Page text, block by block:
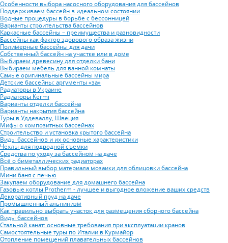
Особенности выбора насосного оборудования для бассейнов
Поддерживаем бассейн в идеальном состоянии
Водные процедуры в борьбе с бессонницей
Варианты строительства бассейнов
Каркасные бассейны – преимущества и разновидности
Бассейны как фактор здорового образа жизни
Полимерные бассейны для дачи
Собственный бассейн на участке или в доме
Выбираем древесину для отделки бани
Выбираем мебель для ванной комнаты
Самые оригинальные бассейны мира
Детские бассейны: аргументы «за»
Радиаторы в Украине
Радиаторы Kermi
Варианты отделки бассейна
Варианты накрытия бассейна
Туры в Уддеваллу, Швеция
Мифы о композитных бассейнах
Строительство и установка крытого бассейна
Виды бассейнов и их основные характеристики
Чехлы для подводной съемки
Средства по уходу за бассейном на даче
Всё о биметаллических радиаторах
Правильный выбор материала мозаики для облицовки бассейна
Мини баня с печью
Закупаем оборудование для домашнего бассейна
Газовые котлы Protherm - лучшее и выгодное вложение ваших средств
Декоративный пруд на даче
Промышленный альпинизм
Как правильно выбрать участок для размещения сборного бассейна
Виды бассейнов
Стальной канат: основные требования при эксплуатации кранов
Самостоятельные туры по Италии в Курмайор
Отопление помещений плавательных бассейнов